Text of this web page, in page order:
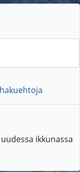
ikkunassa